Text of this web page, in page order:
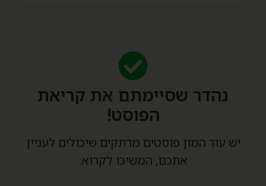
נהדר שסיימתם את קריאת
הפוסט!
יש עוד המון פוסטים מרתקים שיכולים לעניין
אתכם, המשיכו לקרוא: